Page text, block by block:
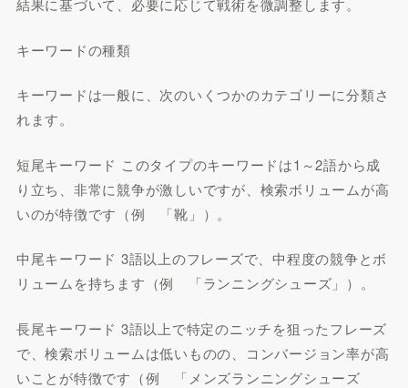
結果に基づいて、必要に応じて戦術を微調整します。
キーワードの種類
キーワードは一般に、次のいくつかのカテゴリーに分類さ
れます。
短尾キーワード このタイプのキーワードは1～2語から成
り立ち、非常に競争が激しいですが、検索ボリュームが高
いのが特徴です（例 「靴」）。
中尾キーワード 3語以上のフレーズで、中程度の競争とボ
リュームを持ちます（例 「ランニングシューズ」）。
長尾キーワード 3語以上で特定のニッチを狙ったフレーズ
で、検索ボリュームは低いものの、コンバージョン率が高
いことが特徴です（例 「メンズランニングシューズ